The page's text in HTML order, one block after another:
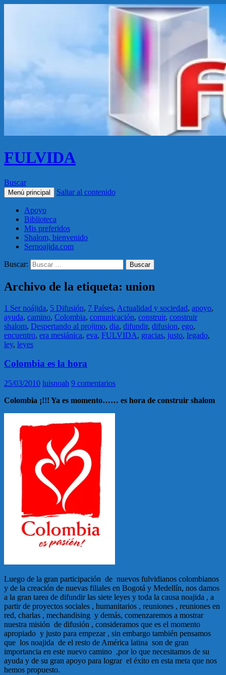
FULVIDA
Buscar
Menú principal Saltar al contenido
Apoyo
Biblioteca
Mis preferidos
Shalom, bienvenido
Sernoajida.com
Buscar:
Archivo de la etiqueta: union
1 Ser noájida, 5 Difusión, 7 Países, Actualidad y sociedad, apoyo,
ayuda, camino, Colombia, comunicación, construir, construir
shalom, Despertando al projimo, dia, difundir, difusion, ego,
encuentro, era mesiánica, eva, FULVIDA, gracias, justo, legado,
ley, leyes
Colombia es la hora
25/03/2010 luisnoah 9 comentarios
Colombia ¡!!! Ya es momento…… es hora de construir shalom
Luego de la gran participación de nuevos fulvidianos colombianos
y de la creación de nuevas filiales en Bogotá y Medellín, nos damos
a la gran tarea de difundir las siete leyes y toda la causa noajida , a
partir de proyectos sociales , humanitarios , reuniones , reuniones en
red, charlas , mechandising y demás, comenzaremos a mostrar
nuestra misión de difusión , consideramos que es el momento
apropiado y justo para empezar , sin embargo también pensamos
que los noajida de el resto de América latina son de gran
importancia en este nuevo camino ,por lo que necesitamos de su
ayuda y de su gran apoyo para lograr el éxito en esta meta que nos
hemos propuesto.